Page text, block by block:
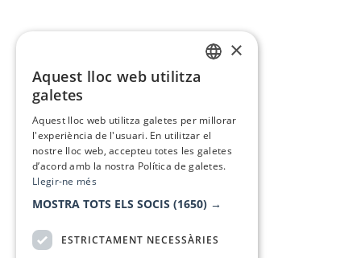
×
Aquest lloc web utilitza
galetes
Aquest lloc web utilitza galetes per millorar
l'experiència de l'usuari. En utilitzar el
nostre lloc web, accepteu totes les galetes
d’acord amb la nostra Política de galetes.
Llegir-ne més
MOSTRA TOTS ELS SOCIS (1650) →
ESTRICTAMENT NECESSÀRIES